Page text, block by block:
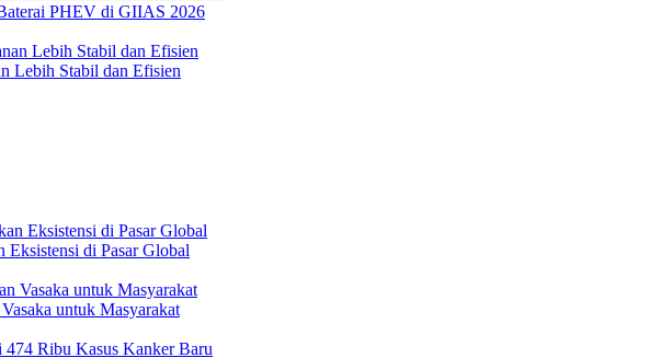
PHEV di GIIAS 2026
Lebih Stabil dan Efisien
di Pasar Global
untuk Masyarakat